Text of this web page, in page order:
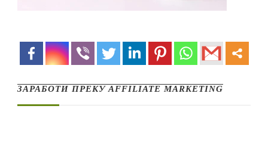
ЗАРАБОТИ ПРЕКУ AFFILIATE MARKETING